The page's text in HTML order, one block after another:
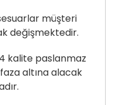
müşteri
değişmektedir.
kalite paslanmaz
altına alacak